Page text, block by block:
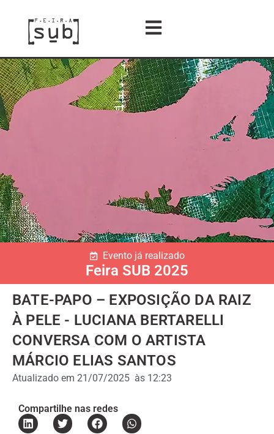
Evento já realizado
Feira SUB 2025
BATE-PAPO – EXPOSIÇÃO DA RAIZ
À PELE - LUCIANA BERTARELLI
CONVERSA COM O ARTISTA
MÁRCIO ELIAS SANTOS
Atualizado em 21/07/2025 às 12:23
Compartilhe nas redes